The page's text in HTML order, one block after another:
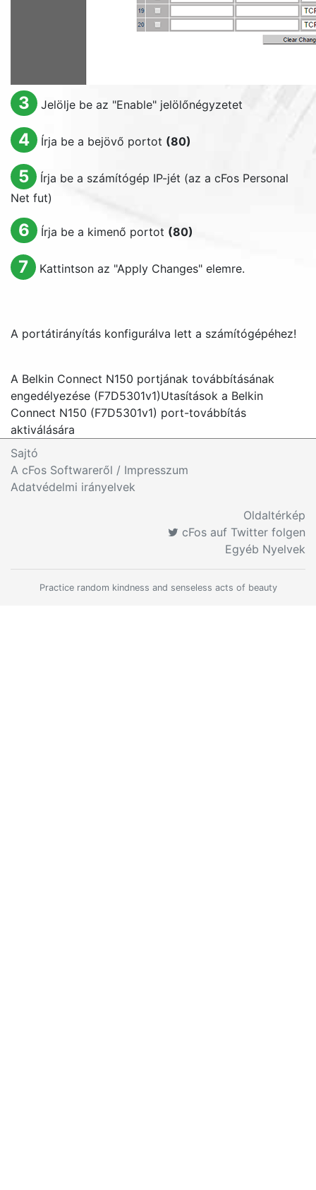
3 Jelölje be az "Enable" jelölőnégyzetet
4 Írja be a bejövő portot (80)
5
Írja be a számítógép IP-jét (az a cFos Personal
Net fut)
6 Írja be a kimenő portot (80)
7 Kattintson az "Apply Changes" elemre.
A portátirányítás konfigurálva lett a számítógépéhez!
A Belkin Connect N150 portjának továbbításának
engedélyezése (F7D5301v1)Utasítások a Belkin
Connect N150 (F7D5301v1) port-továbbítás
aktiválására
Sajtó
A cFos Softwareről / Impresszum
Adatvédelmi irányelvek
Oldaltérkép
cFos auf Twitter folgen
Egyéb Nyelvek
Practice random kindness and senseless acts of beauty